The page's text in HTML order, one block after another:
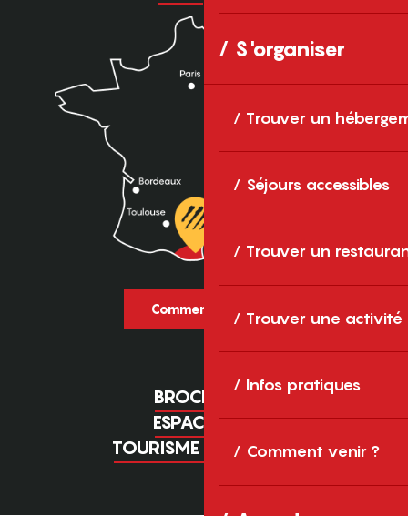
S'organiser
Trouver un
Séjours accessibles
Trouver un
Trouver une activité
Infos pratiques
Comment venir ?
Comment venir ?
BROCHURES
ESPACE PRO
TOURISME D'AFFAIRES